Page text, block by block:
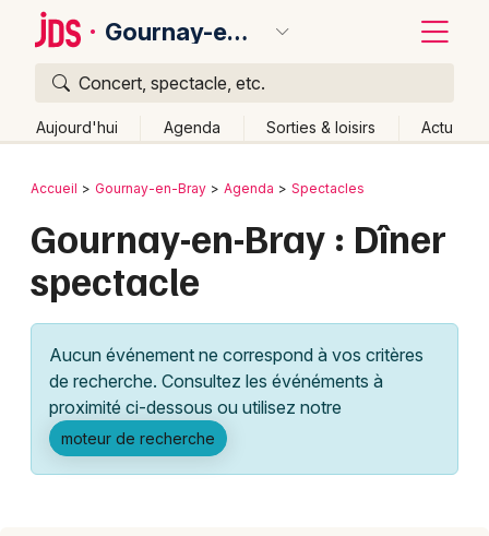
Gournay-en-Bray
Concert, spectacle, etc.
Aujourd'hui Agenda Sorties & loisirs Actu
Publier un événement
Grands événements
Activité & Expérience
Manifestations
Foires & salons
Bordeaux
Colmar
Lille
Lyon
Marseille
Mulhouse
Retour
Accueil Gournay-en-Bray Agenda Spectacles
Gournay-en-Bray : Dîner
spectacle
Aucun événement ne correspond à vos critères
de recherche. Consultez les événéments à
proximité ci-dessous ou utilisez notre
moteur de recherche
Quoi ?
Où ?
Haute-Normandie
Partout
Près de moi
Changer de lieu
Aujourd'hui
Demain Ce week-end Autre